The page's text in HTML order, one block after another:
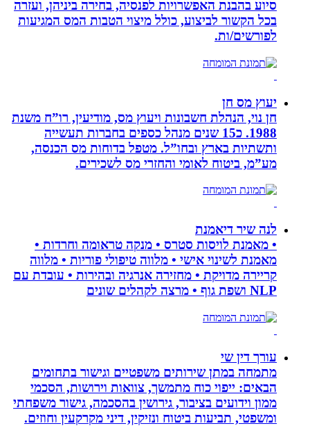
סיוע בהבנת האפשרויות לפנסיה, בחירה ביניהן, ועזרה
בכל הקשור לביצוע, כולל מיצוי הטבות המס המגיעות
לפורשים/ות.
יעוץ מס חן
חן נוי, הנהלת חשבונות ויעוץ מס, מודיעין, רו”ח משנת
1988. כ15 שנים מנהל כספים בחברות תעשייה
ותשתיות בארץ ובחו”ל. מטפל בדוחות מס הכנסה,
מע”מ, ביטוח לאומי והחזרי מס לשכירים.
לנה שיר דיאמנת
• מאמנת לויסות סטרס • מנקה טראומה וחרדות •
מאמנת לשינוי אישי • מלווה טיפולי פוריות • מלווה
קריירה מדויקת • מחזירה אנרגיה ובהירות • עובדת עם
עורך דין שי
מתמחה במתן שירותים משפטיים וגישור בתחומים
הבאים: ייפוי כוח מתמשך, צוואות וירושות, הסכמי
ממון וידועים בציבור, גירושין בהסכמה, גישור משפחתי
ומשפטי, תביעות ביטוח ונזיקין, דיני מקרקעין וחוזים.